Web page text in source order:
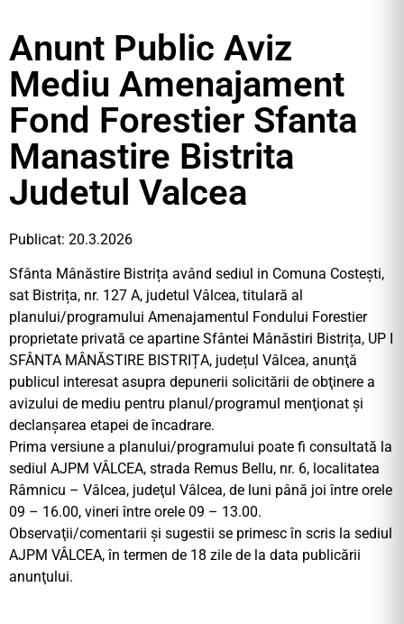
Anunt Public Aviz
Mediu Amenajament
Fond Forestier Sfanta
Manastire Bistrita
Judetul Valcea
Publicat: 20.3.2026
Sfânta Mânăstire Bistrița având sediul in Comuna Costești,
sat Bistrița, nr. 127 A, judetul Vâlcea, titulară al
planului/programului Amenajamentul Fondului Forestier
proprietate privată ce apartine Sfântei Mânăstiri Bistrița, UP I
SFÂNTA MÂNĂSTIRE BISTRIȚA, județul Vâlcea, anunţă
publicul interesat asupra depunerii solicitării de obţinere a
avizului de mediu pentru planul/programul menţionat şi
declanşarea etapei de încadrare.
Prima versiune a planului/programului poate fi consultată la
sediul AJPM VÂLCEA, strada Remus Bellu, nr. 6, localitatea
Râmnicu – Vâlcea, judeţul Vâlcea, de luni până joi între orele
09 – 16.00, vineri între orele 09 – 13.00.
Observaţii/comentarii şi sugestii se primesc în scris la sediul
AJPM VÂLCEA, în termen de 18 zile de la data publicării
anunţului.